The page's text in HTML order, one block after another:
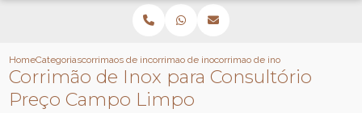
HomeCategoriascorrimaos de inoxcorrimao de inox para escadacorrimao de inox para consultorio
Corrimão de Inox para Consultório
Preço Campo Limpo